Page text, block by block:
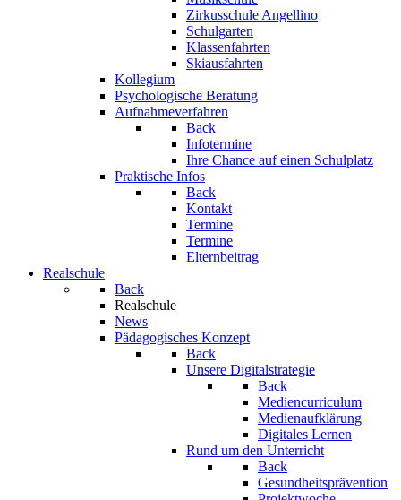
Zirkusschule Angellino
Schulgarten
Klassenfahrten
Skiausfahrten
Kollegium
Psychologische Beratung
Aufnahmeverfahren
Back
Infotermine
Ihre Chance auf einen Schulplatz
Praktische Infos
Back
Kontakt
Termine
Termine
Elternbeitrag
Realschule
Back
Realschule
News
Pädagogisches Konzept
Back
Unsere Digitalstrategie
Back
Mediencurriculum
Medienaufklärung
Digitales Lernen
Rund um den Unterricht
Back
Gesundheitsprävention